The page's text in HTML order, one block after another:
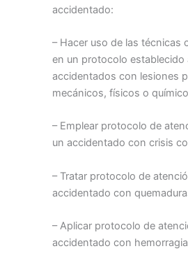
accidentado:
– Hacer uso de las técnicas
en un protocolo establecido
accidentados con lesiones
mecánicos, físicos o
– Emplear protocolo de
un accidentado con crisis
– Tratar protocolo de
accidentado con
– Aplicar protocolo de
accidentado con